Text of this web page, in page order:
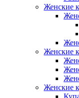
Женские
Женские
Женские